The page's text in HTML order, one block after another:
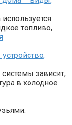
топливо,
зависит,
в холодное